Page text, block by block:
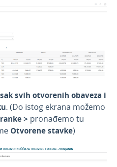
svih otvorenih obaveza i
. (Do istog ekrana možemo
> pronađemo tu
Otvorene stavke)